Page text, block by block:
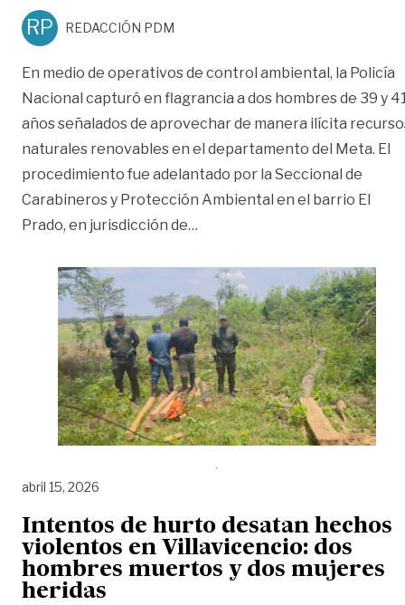
RP REDACCIÓN PDM
En medio de operativos de control ambiental, la Policía
Nacional capturó en flagrancia a dos hombres de 39 y
años señalados de aprovechar de manera ilícita
naturales renovables en el departamento del Meta. El
procedimiento fue adelantado por la Seccional de
Carabineros y Protección Ambiental en el barrio El
Prado, en jurisdicción de…
abril 15, 2026
Intentos de hurto desatan hechos
violentos en Villavicencio: dos
hombres muertos y dos mujeres
heridas